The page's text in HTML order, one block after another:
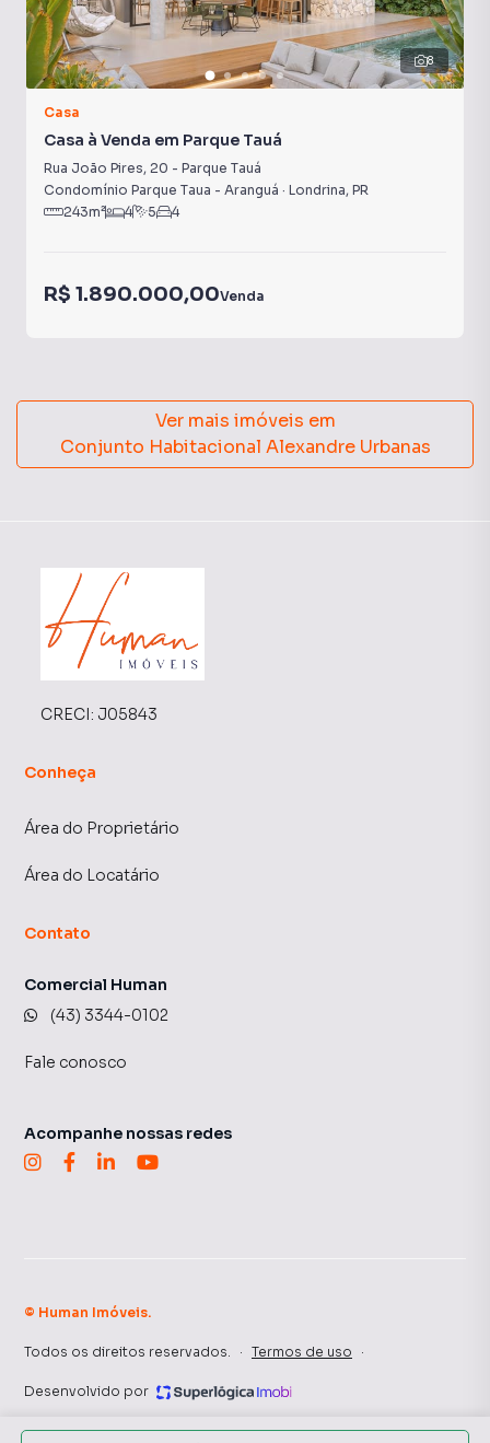
8
Casa
Casa à Venda em Parque Tauá
Rua João Pires, 20 - Parque Tauá
Condomínio Parque Taua - Aranguá · Londrina, PR
243m² 4 5 4
R$ 1.890.000,00Venda
Ver mais imóveis em
Conjunto Habitacional Alexandre Urbanas
CRECI: J05843
Conheça
Área do Proprietário
Área do Locatário
Contato
Comercial Human
(43) 3344-0102
Fale conosco
Acompanhe nossas redes
© Human Imóveis.
Todos os direitos reservados. · Termos de uso ·
Desenvolvido por